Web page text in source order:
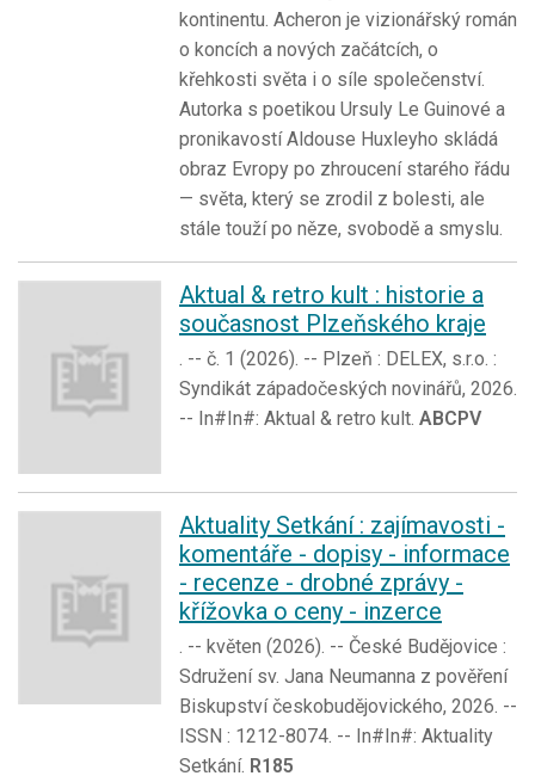
kontinentu. Acheron je vizionářský román
o koncích a nových začátcích, o
křehkosti světa i o síle společenství.
Autorka s poetikou Ursuly Le Guinové a
pronikavostí Aldouse Huxleyho skládá
obraz Evropy po zhroucení starého řádu
— světa, který se zrodil z bolesti, ale
stále touží po něze, svobodě a smyslu.
Aktual & retro kult : historie a
současnost Plzeňského kraje
. -- č. 1 (2026). -- Plzeň : DELEX, s.r.o. :
Syndikát západočeských novinářů, 2026.
-- In#In#: Aktual & retro kult. ABCPV
Aktuality Setkání : zajímavosti -
komentáře - dopisy - informace
- recenze - drobné zprávy -
křížovka o ceny - inzerce
. -- květen (2026). -- České Budějovice :
Sdružení sv. Jana Neumanna z pověření
Biskupství českobudějovického, 2026. --
ISSN : 1212-8074. -- In#In#: Aktuality
Setkání. R185